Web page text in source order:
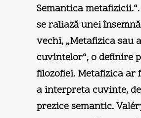
Semantica metafizicii.“.
se raliază unei
vechi, „Metafizica sau
cuvintelor“, o definire
filozofiei. Metafizica ar
a interpreta cuvinte,
prezice semantic.